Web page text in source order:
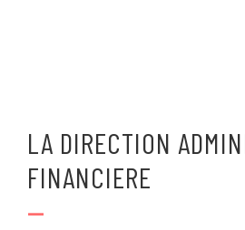
LA DIRECTION
FINANCIERE
—